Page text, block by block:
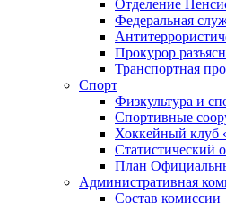
Отделение
Федеральная
Прокурор
Транспортная
Спорт
Физкультура и
Спортивные
Хоккейный клуб
Статистический
План
Административная
Состав комиссии